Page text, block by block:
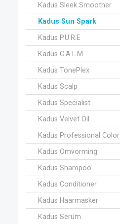
Kadus Sleek Smoother
Kadus Sun Spark
Kadus P.U.R.E
Kadus C.A.L.M.
Kadus TonePlex
Kadus Scalp
Kadus Specialist
Kadus Velvet Oil
Kadus Professional Color
Kadus Omvorming
Kadus Shampoo
Kadus Conditioner
Kadus Haarmasker
Kadus Serum